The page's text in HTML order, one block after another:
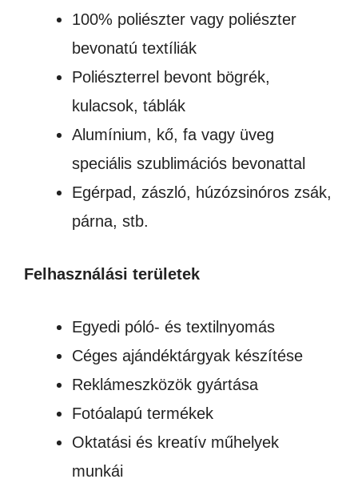
100% poliészter vagy poliészter
bevonatú textíliák
Poliészterrel bevont bögrék,
kulacsok, táblák
Alumínium, kő, fa vagy üveg
speciális szublimációs bevonattal
Egérpad, zászló, húzózsinóros zsák,
párna, stb.
Felhasználási területek
Egyedi póló- és textilnyomás
Céges ajándéktárgyak készítése
Reklámeszközök gyártása
Fotóalapú termékek
Oktatási és kreatív műhelyek
munkái